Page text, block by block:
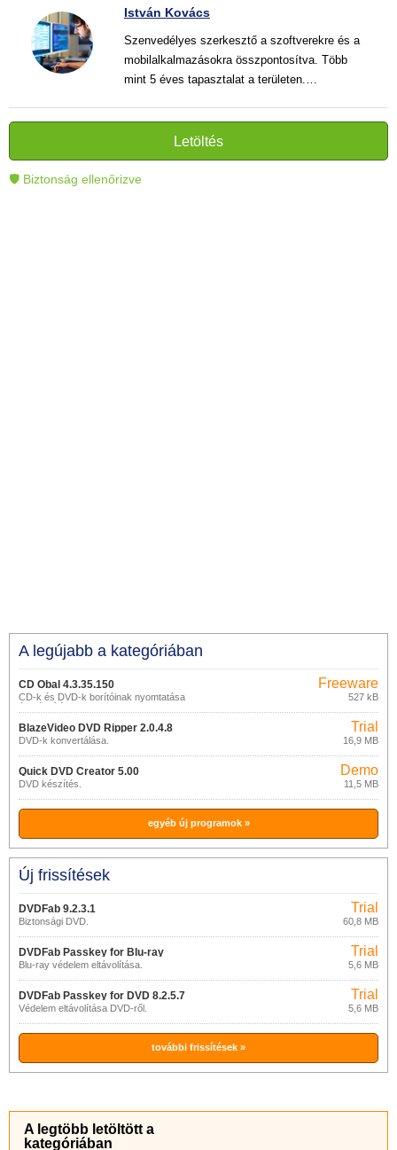
István Kovács
Szenvedélyes szerkesztő a szoftverekre és a
mobilalkalmazásokra összpontosítva. Több
mint 5 éves tapasztalat a területen.
és informatív szövegek alkotója, amelyek
segítik az olvasókat a modern technológia jobb
megértésében és használatában.
Letöltés
🛡 Biztonság ellenőrizve
A legújabb a kategóriában
CD Obal 4.3.35.150
CD-k és DVD-k borítóinak nyomtatása
és készítése
Freeware
527 kB
BlazeVideo DVD Ripper 2.0.4.8
DVD-k konvertálása.
Trial
16,9 MB
Quick DVD Creator 5.00
DVD készítés.
Demo
11,5 MB
egyéb új programok »
Új frissítések
DVDFab 9.2.3.1
Biztonsági DVD.
Trial
60,8 MB
DVDFab Passkey for Blu-ray
8.2.5.8
Blu-ray védelem eltávolítása.
Trial
5,6 MB
DVDFab Passkey for DVD 8.2.5.7
Védelem eltávolítása DVD-ről.
Trial
5,6 MB
további frissítések »
A legtöbb letöltött a
kategóriában